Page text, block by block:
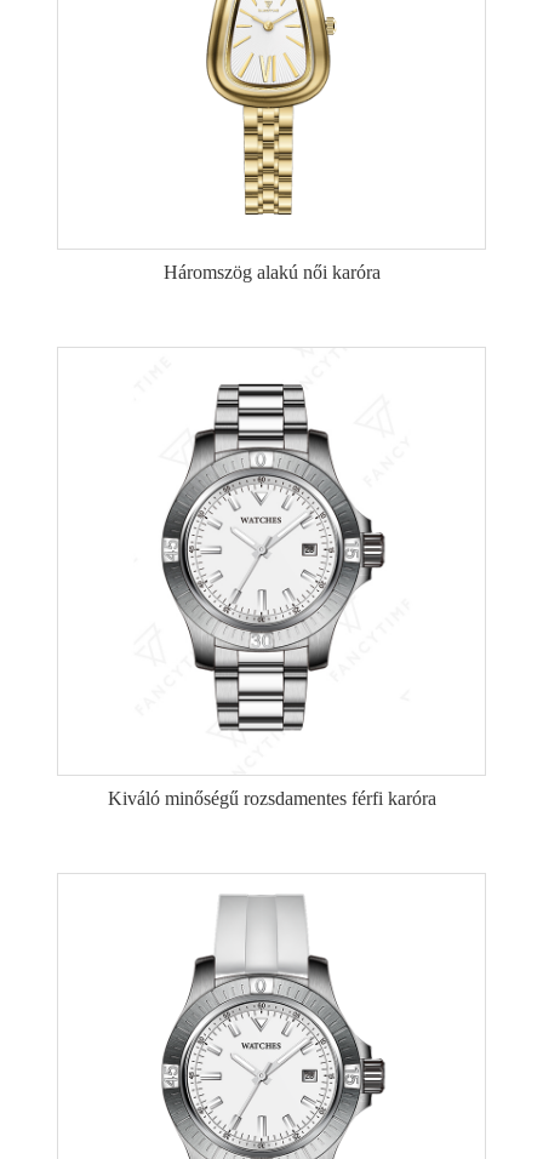
Háromszög alakú női karóra
Kiváló minőségű rozsdamentes férfi karóra